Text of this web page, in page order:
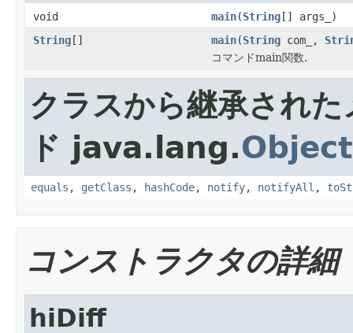
void main(String[] args_)
String[] main(String com_,
コマンドmain関数.
クラスから継承された
ド java.lang.Object
equals , getClass , hashCode, notify, notifyAll ,
コンストラクタの詳細
hiDiff